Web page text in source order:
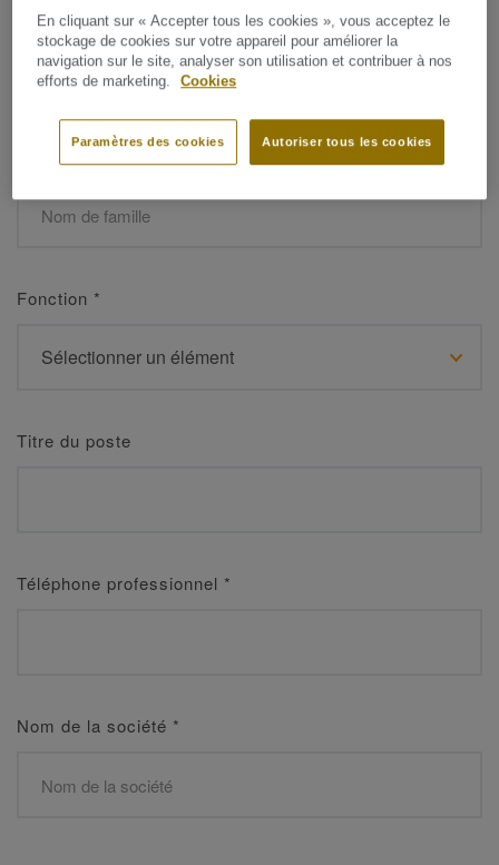
Prénom*
Fonction *
Titre du poste
Téléphone professionnel *
Nom de la société *
En cliquant sur « Accepter tous les cookies », vous acceptez le
stockage de cookies sur votre appareil pour améliorer la
navigation sur le site, analyser son utilisation et contribuer à nos
efforts de marketing.
Cookies
Autoriser tous les cookies
Paramètres des cookies